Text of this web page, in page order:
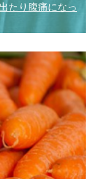
たり腹痛になっ